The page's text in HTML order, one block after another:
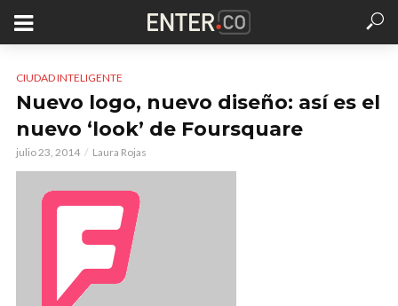
CIUDAD INTELIGENTE
Nuevo logo, nuevo diseño: así es el
nuevo ‘look’ de Foursquare
julio 23, 2014 Laura Rojas